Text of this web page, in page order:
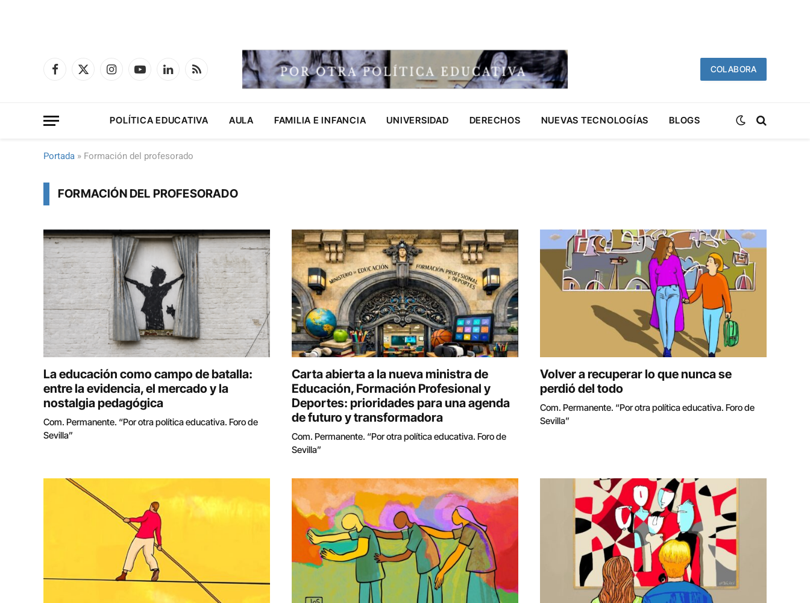
Facebook
X
InstagramYouTubeLinkedInRSS COLABORA
POLÍTICA EDUCATIVA AULA FAMILIA E INFANCIA UNIVERSIDAD DERECHOS NUEVAS TECNOLOGÍAS BLOGS
Portada » Formación del profesorado
FORMACIÓN DEL PROFESORADO
La educación como campo de batalla:
entre la evidencia, el mercado y la
nostalgia pedagógica
Com. Permanente. “Por otra política educativa. Foro de
Sevilla”
Carta abierta a la nueva ministra de
Educación, Formación Profesional y
Deportes: prioridades para una agenda
de futuro y transformadora
Com. Permanente. “Por otra política educativa. Foro de
Sevilla”
Volver a recuperar lo que nunca se
perdió del todo
Com. Permanente. “Por otra política educativa. Foro de
Sevilla”